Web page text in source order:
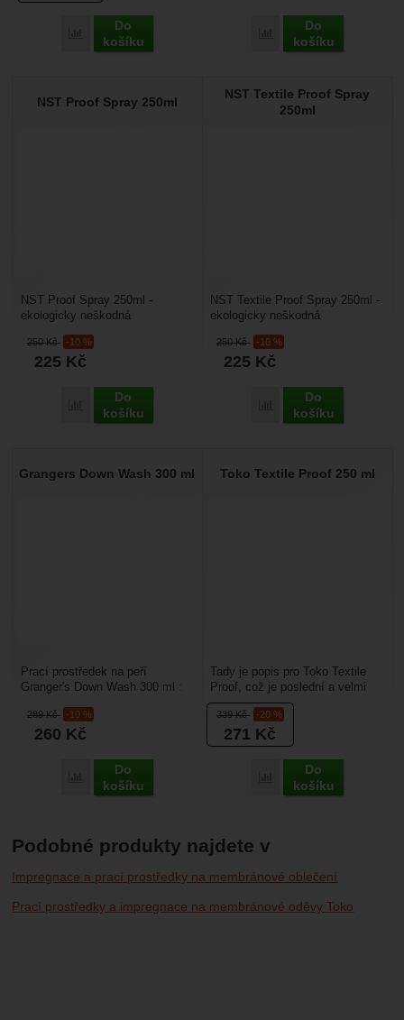
Porovnat
Do
košíku
Porovnat
Do
košíku
NST Proof Spray 250ml
250Kč -10 %
225 Kč
Porovnat
Do
košíku
NST Proof Spray 250ml -
ekologicky neškodná
či velurové kůže. Ne vždy...
NST Textile Proof Spray
250ml
250Kč -10 %
225 Kč
Porovnat
Do
košíku
NST Textile Proof Spray 250ml -
ekologicky neškodná
textilní výrobky, určená...
Grangers Down Wash 300 ml
289Kč -10 %
260 Kč
Porovnat
Do
košíku
Prací prostředek na peří
Granger's Down Wash 300 ml :
oblečení a péřových...
Toko Textile Proof 250 ml
339Kč -20 %
271 Kč
Porovnat
Do
košíku
Tady je popis pro Toko Textile
Proof, což je poslední a velmi
důležitý krok v péči o vaše
outdoorové...
Podobné produkty najdete v
Impregnace a prací prostředky na membránové oblečení
Prací prostředky a impregnace na membránové oděvy Toko